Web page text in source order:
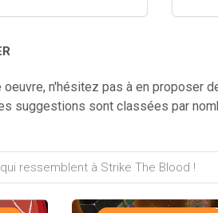
n'hésitez pas à en proposer
suggestions sont classées par